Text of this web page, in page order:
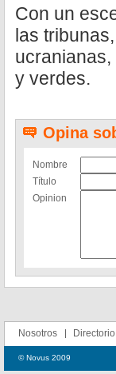
Con un
las
y verdes.
Opina
Nombre
Título
Opinion
Nosotros Directorio
© Novus 2009